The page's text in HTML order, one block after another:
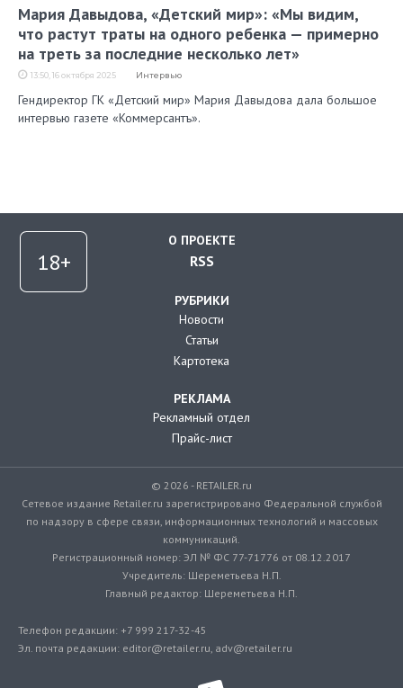
Мария Давыдова, «Детский мир»: «Мы видим,
что растут траты на одного ребенка — примерно
на треть за последние несколько лет»
13:50, 16 октября 2025 Интервью
Гендиректор ГК «Детский мир» Мария Давыдова дала большое
интервью газете «Коммерсантъ».
О ПРОЕКТЕ
RSS
РУБРИКИ
Новости
Статьи
Картотека
РЕКЛАМА
Рекламный отдел
Прайс-лист
© 2026 - RETAILER.ru
Сетевое издание Retailer.ru зарегистрировано Федеральной службой
по надзору в сфере связи, информационных технологий и массовых
коммуникаций.
Регистрационный номер: ЭЛ № ФС 77-71776 от 08.12.2017
Учредитель: Шереметьева Н.П.
Главный редактор: Шереметьева Н.П.
Телефон редакции: +7 999 217-32-45
Эл. почта редакции: editor@retailer.ru, adv@retailer.ru